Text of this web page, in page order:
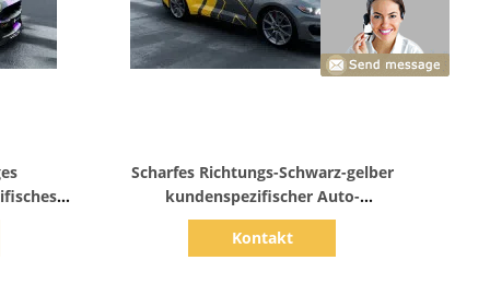
Scharfes Richtungs-Schwarz-gelber
kundenspezifischer Auto-
Verpackungs-Vinyl-Digital-Druck
gemasert
Kontakt